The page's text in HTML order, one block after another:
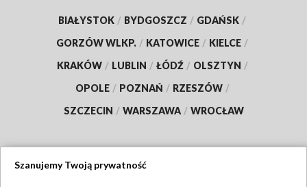
BIAŁYSTOK / BYDGOSZCZ / GDAŃSK /
GORZÓW WLKP. / KATOWICE / KIELCE /
KRAKÓW / LUBLIN / ŁÓDŹ / OLSZTYN /
OPOLE / POZNAŃ / RZESZÓW /
SZCZECIN / WARSZAWA / WROCŁAW
Szanujemy Twoją prywatność